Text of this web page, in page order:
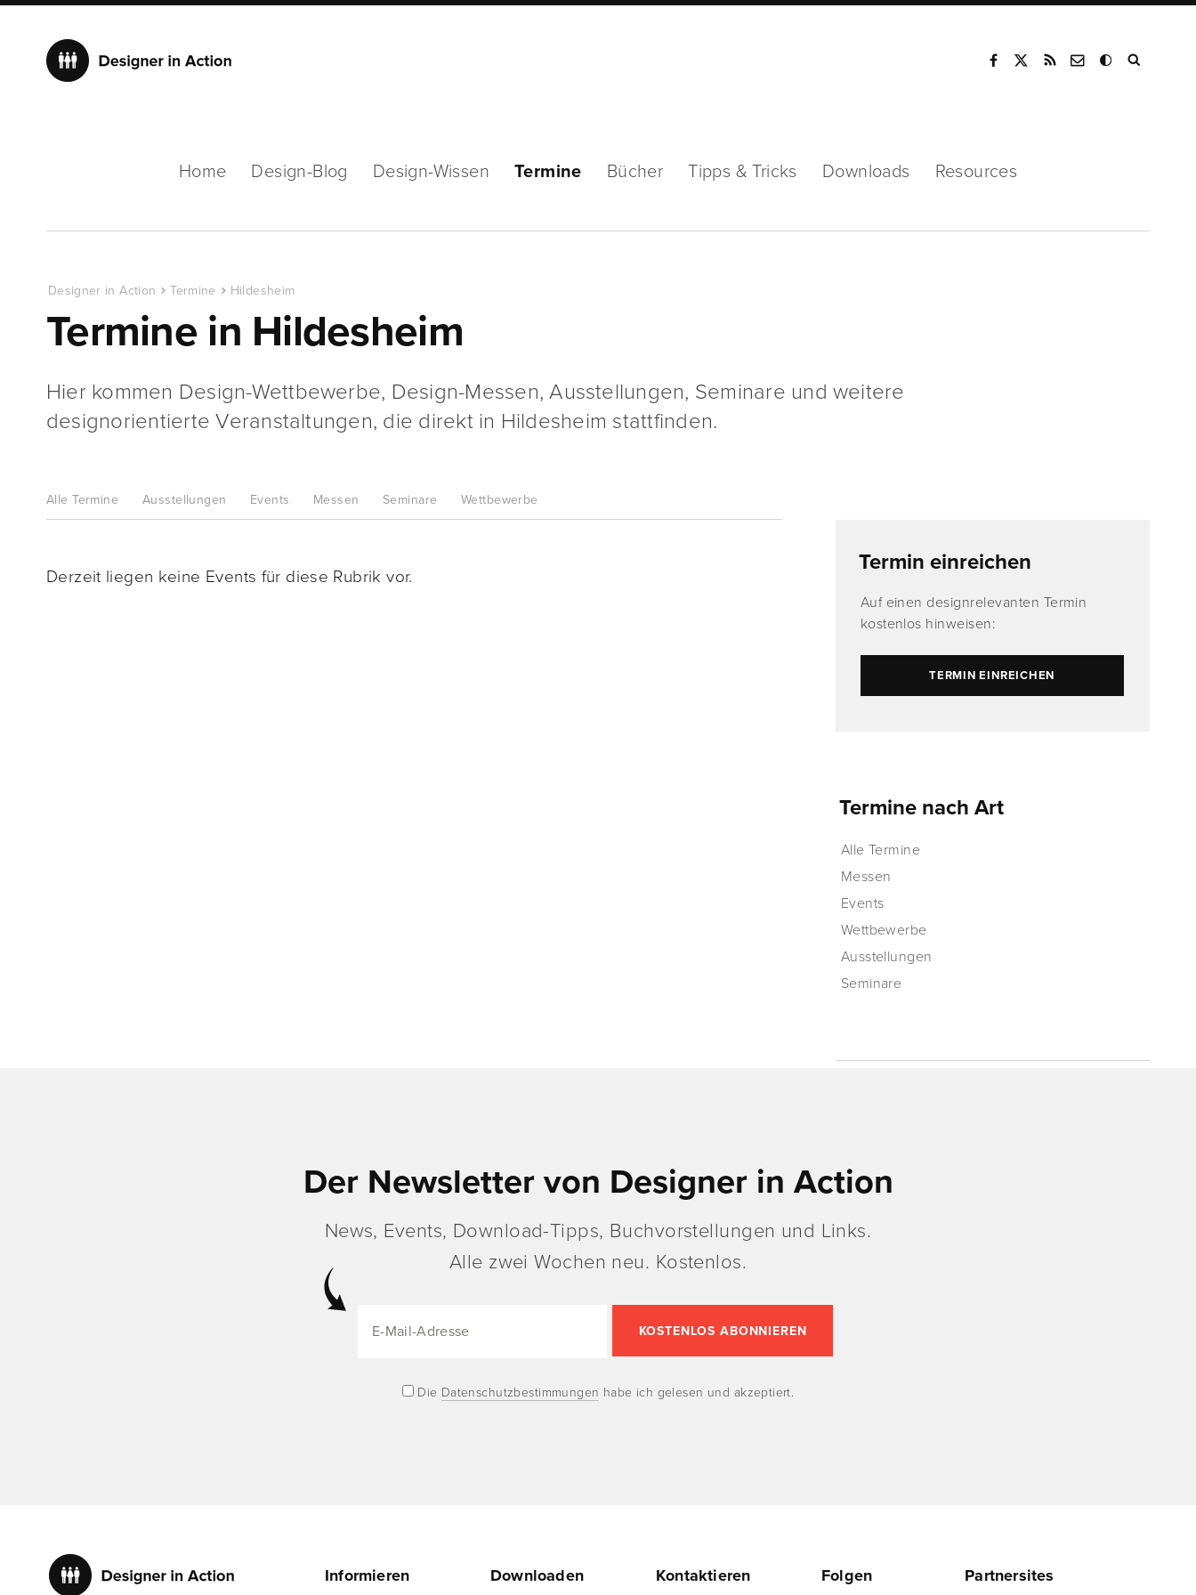
Home Design-Blog Design-Wissen Termine Bücher Tipps & Tricks Downloads Resources
Designer in Action Termine Hildesheim
Termine in Hildesheim
Hier kommen Design-Wettbewerbe, Design-Messen, Ausstellungen, Seminare und weitere
designorientierte Veranstaltungen, die direkt in Hildesheim stattfinden.
AlleTermine Ausstellungen Events Messen Seminare Wettbewerbe
Derzeit liegen keine Events für diese Rubrik vor.
Termin einreichen
Auf einen designrelevanten Termin
kostenlos hinweisen:
TERMIN EINREICHEN
Termine nach Art
Alle Termine
Messen
Events
Wettbewerbe
Ausstellungen
Seminare
Der Newsletter von Designer in Action
News, Events, Download-Tipps, Buchvorstellungen und Links.
Alle zwei Wochen neu. Kostenlos.
Die Datenschutzbestimmungen habe ich gelesen und akzeptiert.
Informieren Downloaden Kontaktieren Folgen Partnersites